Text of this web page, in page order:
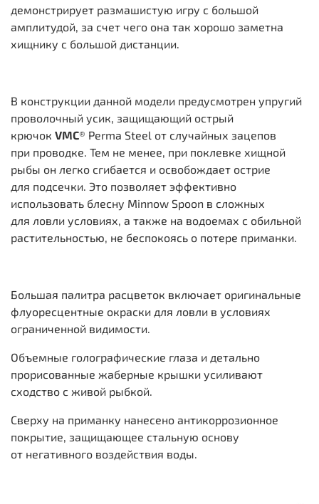
демонстрирует размашистую игру с большой
амплитудой, за счет чего она так хорошо заметна
хищнику с большой дистанции.
В конструкции данной модели предусмотрен упругий
проволочный усик, защищающий острый
крючок VMC® Perma Steel от случайных зацепов
при проводке. Тем не менее, при поклевке хищной
рыбы он легко сгибается и освобождает острие
для подсечки. Это позволяет эффективно
использовать блесну Minnow Spoon в сложных
для ловли условиях, а также на водоемах с обильной
растительностью, не беспокоясь о потере приманки.
Большая палитра расцветок включает оригинальные
флуоресцентные окраски для ловли в условиях
ограниченной видимости.
Объемные голографические глаза и детально
прорисованные жаберные крышки усиливают
сходство с живой рыбкой.
Сверху на приманку нанесено антикоррозионное
покрытие, защищающее стальную основу
от негативного воздействия воды.